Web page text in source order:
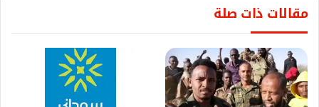
مقالات ذات صلة